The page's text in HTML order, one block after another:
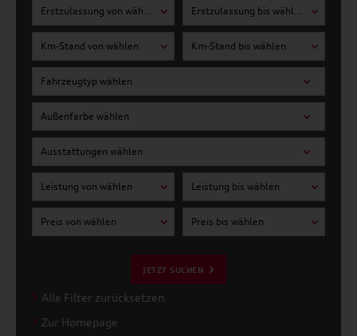
Erstzulassung von wählen Erstzulassung bis wählen
Km-Stand von wählen Km-Stand bis wählen
Fahrzeugtyp wählen
Außenfarbe wählen
Ausstattungen wählen
Leistung von wählen Leistung bis wählen
Preis von wählen Preis bis wählen
JETZT SUCHEN
Alle Filter zurücksetzen
Zur Homepage